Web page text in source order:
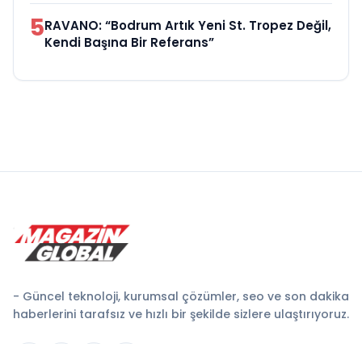
5RAVANO: “Bodrum Artık Yeni St. Tropez Değil,
Kendi Başına Bir Referans”
- Güncel teknoloji, kurumsal çözümler, seo ve son dakika
haberlerini tarafsız ve hızlı bir şekilde sizlere ulaştırıyoruz.